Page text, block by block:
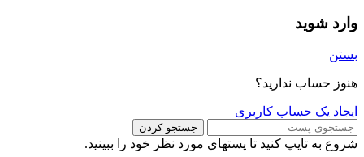
وارد شوید
بستن
هنوز حساب ندارید؟
ایجاد یک حساب کاربری
جستجو کردن
شروع به تایپ کنید تا پستهای مورد نظر خود را ببینید.